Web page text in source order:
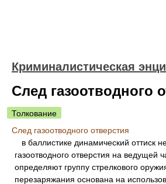
Криминалистическая
След газоотводного
Толкование
След газоотводного отверстия
в баллистике динамический оттиск
газоотводного отверстия на ведущей
определяют группу стрелкового
перезаряжания основана на